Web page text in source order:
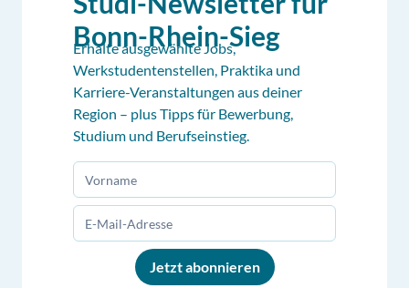
Bonn-Rhein-Sieg
Erhalte ausgewählte Jobs,
Werkstudentenstellen, Praktika und
Karriere-Veranstaltungen aus deiner
Region – plus Tipps für Bewerbung,
Studium und Berufseinstieg.
Jetzt abonnieren